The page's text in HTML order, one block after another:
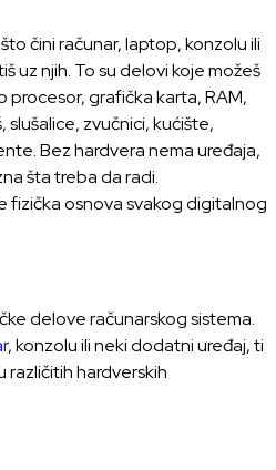
čini računar, laptop, konzolu ili
uz njih. To su delovi koje možeš
procesor, grafička karta, RAM,
slušalice, zvučnici, kućište,
Bez hardvera nema uređaja,
šta treba da radi.
fizička osnova svakog digitalnog
delove računarskog sistema.
, konzolu ili neki dodatni uređaj, ti
različitih hardverskih